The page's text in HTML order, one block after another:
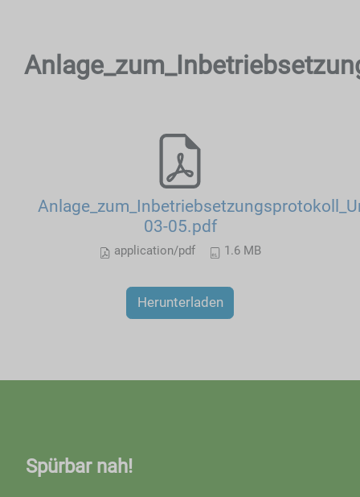
03-05.pdf
application/pdf 1.6 MB
Herunterladen
Spürbar nah!